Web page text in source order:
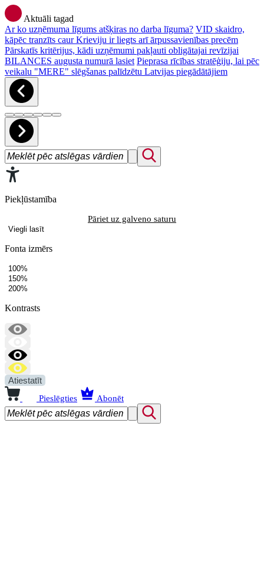
Aktuāli tagad
Ar ko uzņēmuma līgums atšķiras no darba līguma? VID skaidro,
kāpēc tranzīts caur Krieviju ir liegts arī ārpussavienības precēm
Pārskatīs kritērijus, kādi uzņēmumi pakļauti obligātajai revīzijai
BILANCES augusta numurā lasiet Pieprasa rīcības stratēģiju, lai pēc
veikalu "MERE" slēgšanas palīdzētu Latvijas piegādātājiem
Piekļūstamība
Pāriet uz galveno saturu
Viegli lasīt
Fonta izmērs
100%
150%
200%
Kontrasts
Atiestatīt
Pieslēgties Abonēt